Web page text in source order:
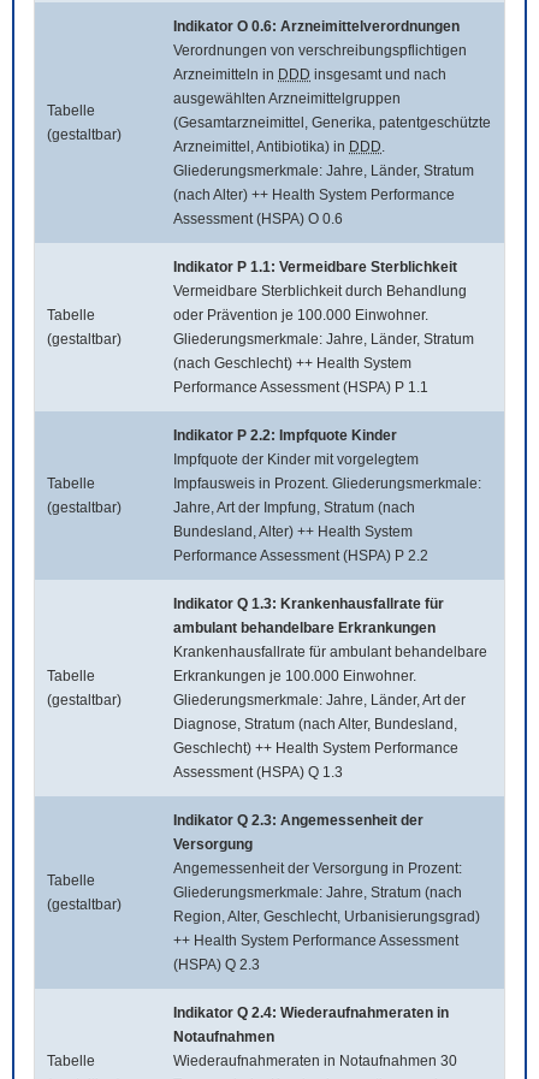
Tabelle
(gestaltbar)
Indikator O 0.6: Arzneimittelverordnungen
Verordnungen von verschreibungspflichtigen
Arzneimitteln in DDD insgesamt und nach
ausgewählten Arzneimittelgruppen
(Gesamtarzneimittel, Generika, patentgeschützte
Arzneimittel, Antibiotika) in DDD.
Gliederungsmerkmale: Jahre, Länder, Stratum
(nach Alter) ++ Health System Performance
Assessment (HSPA) O 0.6
Tabelle
(gestaltbar)
Indikator P 1.1: Vermeidbare Sterblichkeit
Vermeidbare Sterblichkeit durch Behandlung
oder Prävention je 100.000 Einwohner.
Gliederungsmerkmale: Jahre, Länder, Stratum
(nach Geschlecht) ++ Health System
Performance Assessment (HSPA) P 1.1
Tabelle
(gestaltbar)
Indikator P 2.2: Impfquote Kinder
Impfquote der Kinder mit vorgelegtem
Impfausweis in Prozent. Gliederungsmerkmale:
Jahre, Art der Impfung, Stratum (nach
Bundesland, Alter) ++ Health System
Performance Assessment (HSPA) P 2.2
Tabelle
(gestaltbar)
Indikator Q 1.3: Krankenhausfallrate für
ambulant behandelbare Erkrankungen
Krankenhausfallrate für ambulant behandelbare
Erkrankungen je 100.000 Einwohner.
Gliederungsmerkmale: Jahre, Länder, Art der
Diagnose, Stratum (nach Alter, Bundesland,
Geschlecht) ++ Health System Performance
Assessment (HSPA) Q 1.3
Tabelle
(gestaltbar)
Indikator Q 2.3: Angemessenheit der
Versorgung
Angemessenheit der Versorgung in Prozent:
Gliederungsmerkmale: Jahre, Stratum (nach
Region, Alter, Geschlecht, Urbanisierungsgrad)
++ Health System Performance Assessment
(HSPA) Q 2.3
Tabelle
Indikator Q 2.4: Wiederaufnahmeraten in
Notaufnahmen
Wiederaufnahmeraten in Notaufnahmen 30